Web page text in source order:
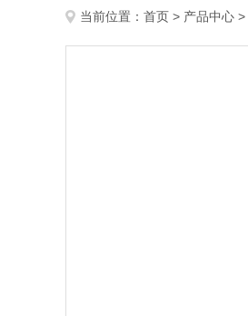
当前位置： 首页 > 产品中心 >